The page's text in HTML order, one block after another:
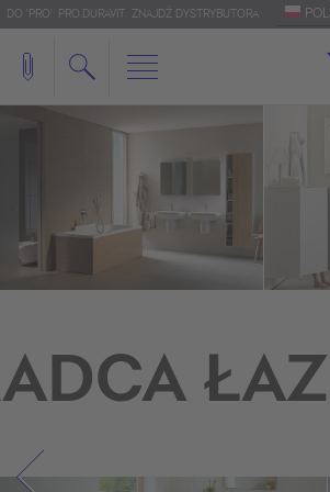
DO 'PRO': PRO.DURAVIT ZNAJDŹ DYSTRYBUTORA